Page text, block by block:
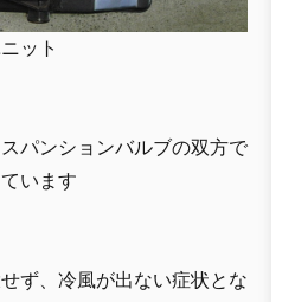
ット
パンションバルブの双方で
います
ず、冷風が出ない症状とな